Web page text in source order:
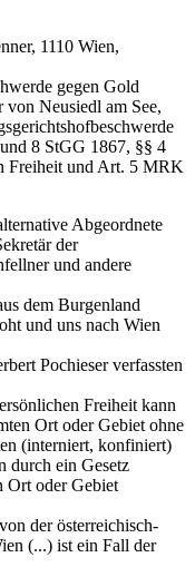
1110 Wien,
gegen Gold
von Neusiedl am See,
8 StGG 1867, §§ 4
Freiheit und Art. 5 MRK
Abgeordnete
der
und andere
dem Burgenland
und uns nach Wien
Pochieser verfassten
Freiheit kann
Ort oder Gebiet ohne
(interniert, konfiniert)
durch ein Gesetz
Ort oder Gebiet
der österreichisch-
(...) ist ein Fall der